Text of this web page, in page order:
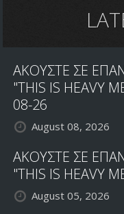
collection
via
Dissonance
ΑΚΟΥΣΤΕ ΣΕ
"THIS IS HEAVY
08-26
August 08, 2026
ΑΚΟΥΣΤΕ ΣΕ
"THIS IS HEAVY
August 05, 2026